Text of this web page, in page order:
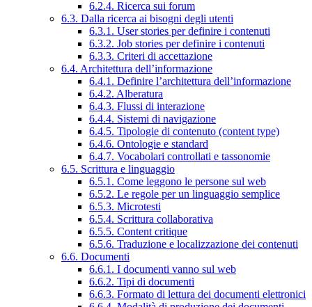
6.2.4. Ricerca sui forum
6.3. Dalla ricerca ai bisogni degli utenti
6.3.1. User stories per definire i contenuti
6.3.2. Job stories per definire i contenuti
6.3.3. Criteri di accettazione
6.4. Architettura dell’informazione
6.4.1. Definire l’architettura dell’informazione
6.4.2. Alberatura
6.4.3. Flussi di interazione
6.4.4. Sistemi di navigazione
6.4.5. Tipologie di contenuto (content type)
6.4.6. Ontologie e standard
6.4.7. Vocabolari controllati e tassonomie
6.5. Scrittura e linguaggio
6.5.1. Come leggono le persone sul web
6.5.2. Le regole per un linguaggio semplice
6.5.3. Microtesti
6.5.4. Scrittura collaborativa
6.5.5. Content critique
6.5.6. Traduzione e localizzazione dei contenuti
6.6. Documenti
6.6.1. I documenti vanno sul web
6.6.2. Tipi di documenti
6.6.3. Formato di lettura dei documenti elettronici